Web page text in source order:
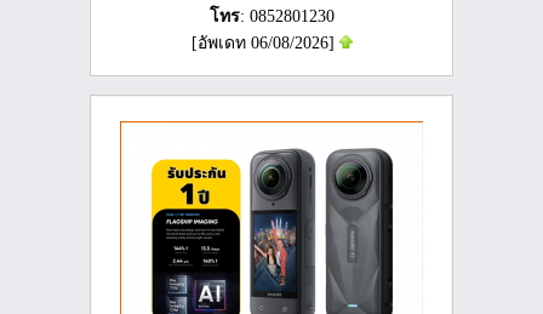
โทร: 0852801230
[อัพเดท 06/08/2026]